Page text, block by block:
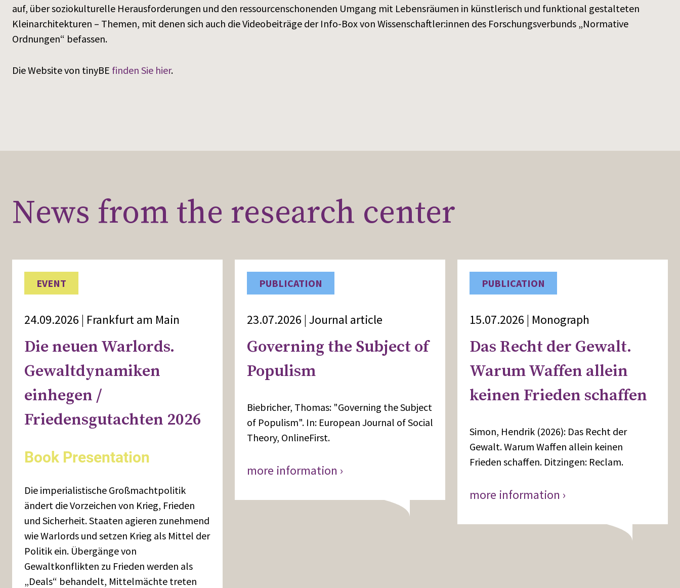
auf, über soziokulturelle Herausforderungen und den ressourcenschonenden Umgang mit Lebensräumen in künstlerisch und funktional gestalteten
Kleinarchitekturen – Themen, mit denen sich auch die Videobeiträge der Info-Box von Wissenschaftler:innen des Forschungsverbunds „Normative
Ordnungen“ befassen.
Die Website von tinyBE finden Sie hier.
News from the research center
EVENT
24.09.2026 | Frankfurt am Main
Die neuen Warlords.
Gewaltdynamiken
einhegen /
Friedensgutachten 2026
Book Presentation
Die imperialistische Großmachtpolitik
ändert die Vorzeichen von Krieg, Frieden
und Sicherheit. Staaten agieren zunehmend
wie Warlords und setzen Krieg als Mittel der
Politik ein. Übergänge von
Gewaltkonflikten zu Frieden werden als
„Deals“ behandelt, Mittelmächte treten
PUBLICATION
23.07.2026 | Journal article
Governing the Subject of
Populism
Biebricher, Thomas: "Governing the Subject
of Populism". In: European Journal of Social
Theory, OnlineFirst.
more information ›
PUBLICATION
15.07.2026 | Monograph
Das Recht der Gewalt.
Warum Waffen allein
keinen Frieden schaffen
Simon, Hendrik (2026): Das Recht der
Gewalt. Warum Waffen allein keinen
Frieden schaffen. Ditzingen: Reclam.
more information ›